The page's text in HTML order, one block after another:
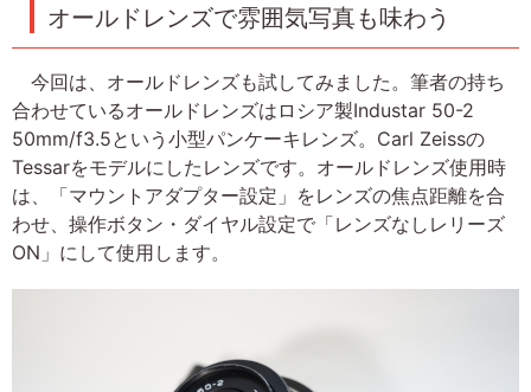
オールドレンズで雰囲気写真も味わう
今回は、オールドレンズも試してみました。筆者の持ち
合わせているオールドレンズはロシア製Industar 50-2
50mm/f3.5という小型パンケーキレンズ。Carl Zeissの
Tessarをモデルにしたレンズです。オールドレンズ使用時
は、「マウントアダプター設定」をレンズの焦点距離を合
わせ、操作ボタン・ダイヤル設定で「レンズなしレリーズ
ON」にして使用します。